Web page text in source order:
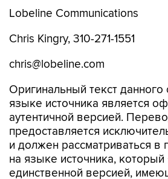
Lobeline Communications
Chris Kingry, 310-271-1551
chris@lobeline.com
Оригинальный текст
языке источника является
аутентичной версией.
предоставляется
и должен рассматриваться в
на языке источника, который
единственной версией,